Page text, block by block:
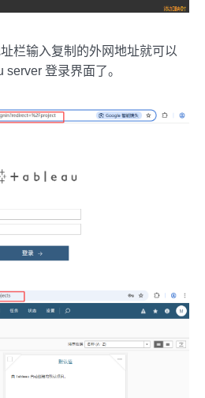
栏输入复制的外网地址就可以
登录界面了。